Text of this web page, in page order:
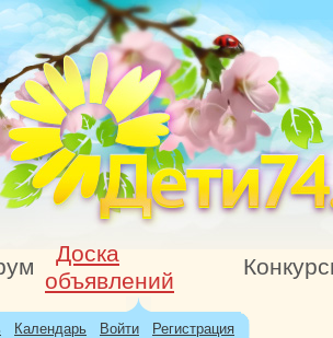
Доска
объявлений
Календарь Войти Регистрация